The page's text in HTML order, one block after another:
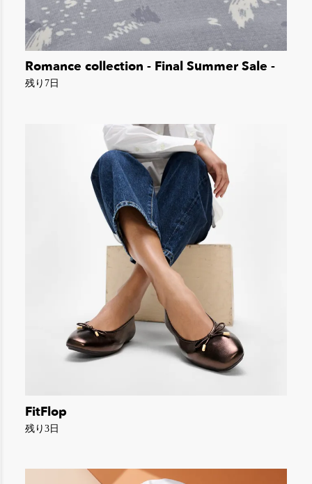
Romance collection - Final Summer Sale -
残り7日
FitFlop
残り3日